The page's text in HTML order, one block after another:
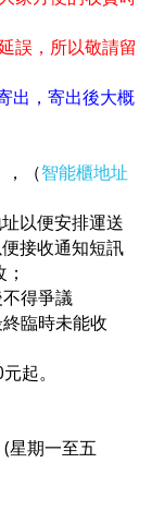
誤，所以敬請留
出，寄出後大概
，（智能櫃地址
以便安排運送
接收通知短訊
得爭議
臨時未能收
起。
期一至五